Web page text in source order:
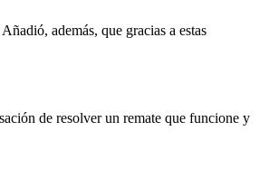
además, que gracias a estas
de resolver un remate que funcione y